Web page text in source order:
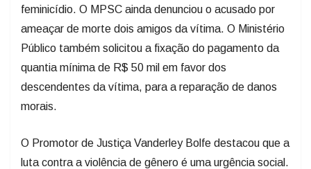
feminicídio. O MPSC ainda denunciou o acusado por
ameaçar de morte dois amigos da vítima. O Ministério
Público também solicitou a fixação do pagamento da
quantia mínima de R$ 50 mil em favor dos
descendentes da vítima, para a reparação de danos
morais.
O Promotor de Justiça Vanderley Bolfe destacou que a
luta contra a violência de gênero é uma urgência social.